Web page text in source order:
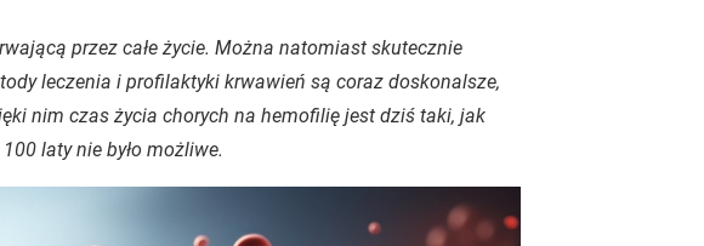
przez całe życie. Można natomiast skutecznie
leczenia i profilaktyki krwawień są coraz doskonalsze,
nim czas życia chorych na hemofilię jest dziś taki, jak
laty nie było możliwe.